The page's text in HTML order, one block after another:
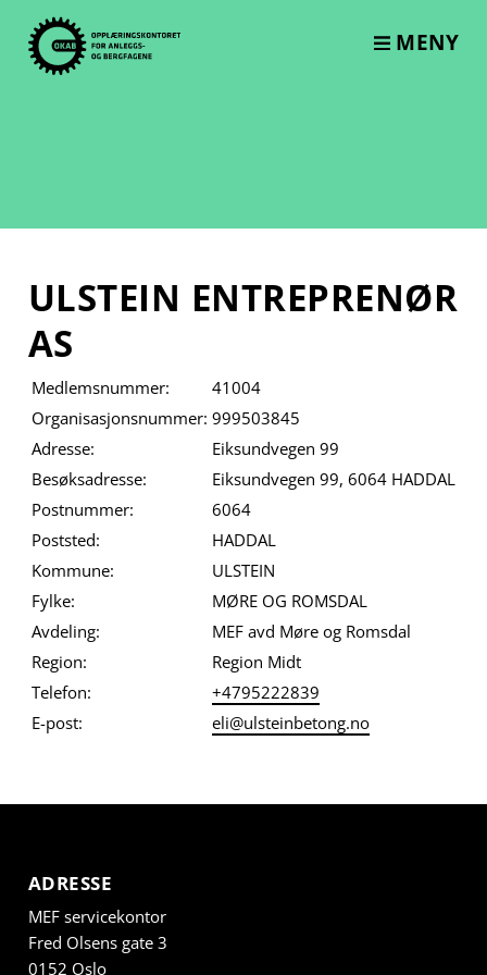
content
MENY
ULSTEIN ENTREPRENØR
AS
Medlemsnummer:
41004
Organisasjonsnummer: 999503845
Adresse:
Eiksundvegen 99
Besøksadresse:
Eiksundvegen 99, 6064 HADDAL
Postnummer:
6064
Poststed:
HADDAL
Kommune:
ULSTEIN
Fylke:
MØRE OG ROMSDAL
Avdeling:
MEF avd Møre og Romsdal
Region:
Region Midt
Telefon:
+4795222839
E-post:
eli@ulsteinbetong.no
ADRESSE
MEF servicekontor
Fred Olsens gate 3
0152 Oslo